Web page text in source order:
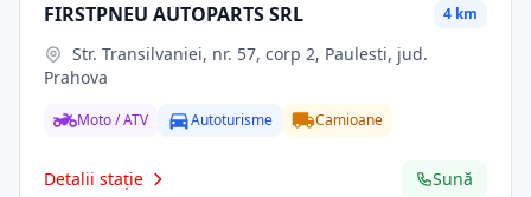
FIRSTPNEU AUTOPARTS SRL 4 km
Prahova
Moto / ATV Autoturisme Camioane
Detalii stație Sună